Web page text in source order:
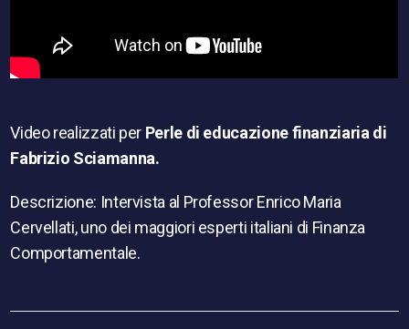
Video realizzati per Perle di educazione finanziaria di
Fabrizio Sciamanna.
Descrizione: Intervista al Professor Enrico Maria
Cervellati, uno dei maggiori esperti italiani di Finanza
Comportamentale.